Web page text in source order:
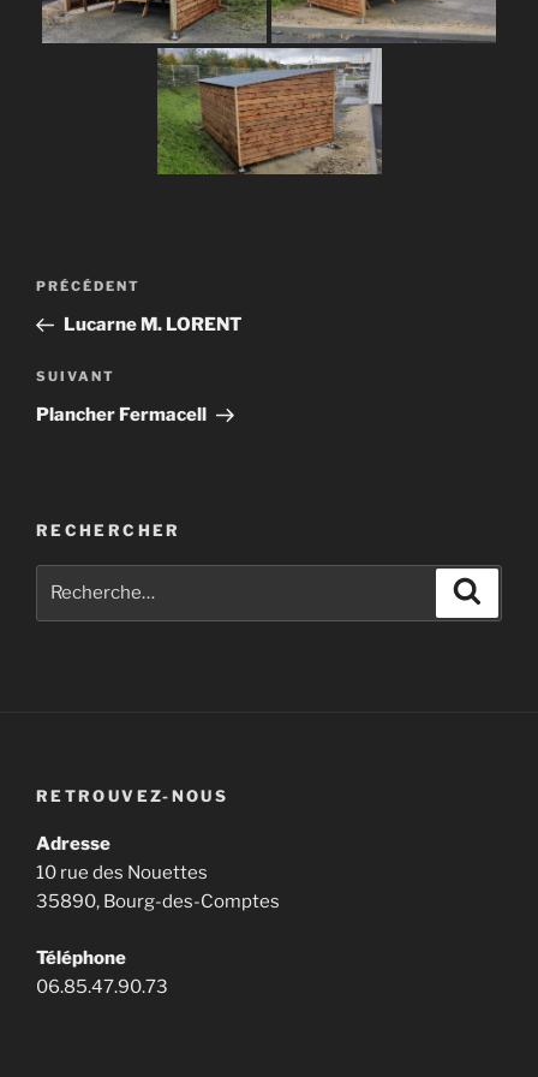
Navigation
l’article
Article
précédent
PRÉCÉDENT
Lucarne M. LORENT
Article
suivant
SUIVANT
Plancher Fermacell
RECHERCHER
RETROUVEZ-NOUS
Adresse
10 rue des Nouettes
35890, Bourg-des-Comptes
Téléphone
06.85.47.90.73